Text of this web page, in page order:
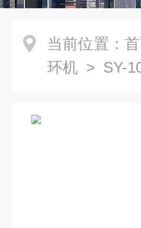
当前位置：
环机 > SY-